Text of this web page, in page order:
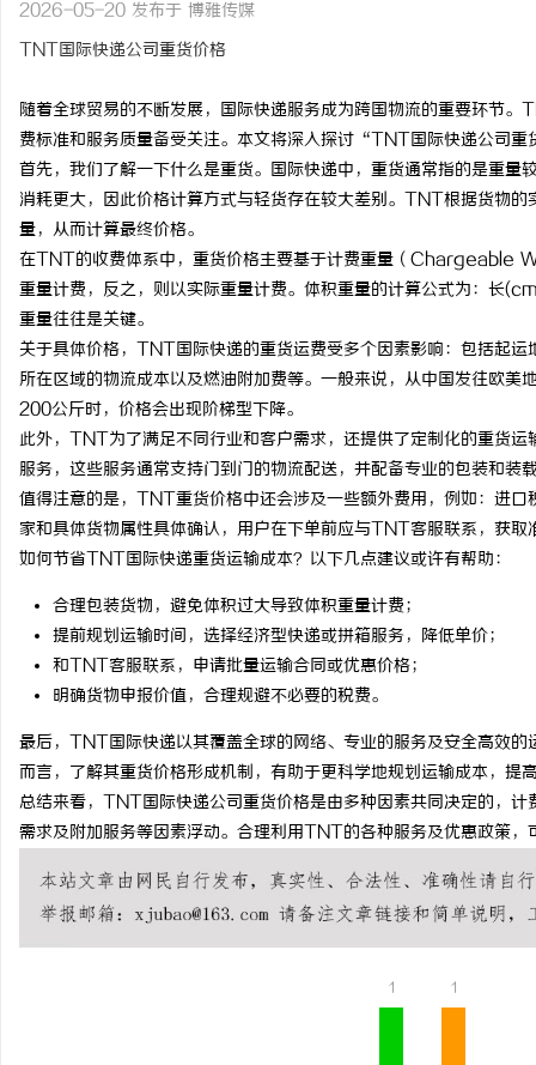
2026-05-20 发布于 博雅传媒
TNT国际快递公司重货价格
随着全球贸易的不断发展，国际快递服务成为跨国物流的重要环节
费标准和服务质量备受关注。本文将深入探讨“TNT国际快递公司
首先，我们了解一下什么是重货。国际快递中，重货通常指的是重
消耗更大，因此价格计算方式与轻货存在较大差别。TNT根据货物
量，从而计算最终价格。
在TNT的收费体系中，重货价格主要基于计费重量（Chargeable
重量计费，反之，则以实际重量计费。体积重量的计算公式为：
重量往往是关键。
关于具体价格，TNT国际快递的重货运费受多个因素影响：包括起
所在区域的物流成本以及燃油附加费等。一般来说，从中国发往欧
200公斤时，价格会出现阶梯型下降。
此外，TNT为了满足不同行业和客户需求，还提供了定制化的重货
服务，这些服务通常支持门到门的物流配送，并配备专业的包装和装
值得注意的是，TNT重货价格中还会涉及一些额外费用，例如：进
家和具体货物属性具体确认，用户在下单前应与TNT客服联系，获取
如何节省TNT国际快递重货运输成本？以下几点建议或许有帮助：
合理包装货物，避免体积过大导致体积重量计费；
提前规划运输时间，选择经济型快递或拼箱服务，降低单价；
和TNT客服联系，申请批量运输合同或优惠价格；
明确货物申报价值，合理规避不必要的税费。
最后，TNT国际快递以其覆盖全球的网络、专业的服务及安全高效
而言，了解其重货价格形成机制，有助于更科学地规划运输成本，提
总结来看，TNT国际快递公司重货价格是由多种因素共同决定的，
需求及附加服务等因素浮动。合理利用TNT的各种服务及优惠政策，
1 1
麻花影视：引领新时代
量